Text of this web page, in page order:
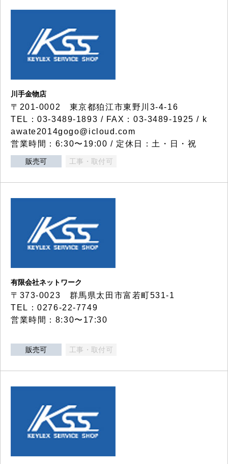
川手金物店
〒201-0002 東京都狛江市東野川3-4-16
TEL：03-3489-1893 / FAX：03-3489-1925 / k
awate2014gogo@icloud.com
営業時間：6:30〜19:00 / 定休日：土・日・祝
販売可 工事・取付可
有限会社ネットワーク
〒373-0023 群馬県太田市富若町531-1
TEL：0276-22-7749
営業時間：8:30〜17:30
販売可 工事・取付可